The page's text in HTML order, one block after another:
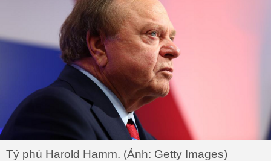
Tỷ phú Harold Hamm. (Ảnh: Getty Images)